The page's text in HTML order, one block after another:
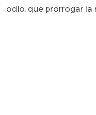
odio, que prorrogar la